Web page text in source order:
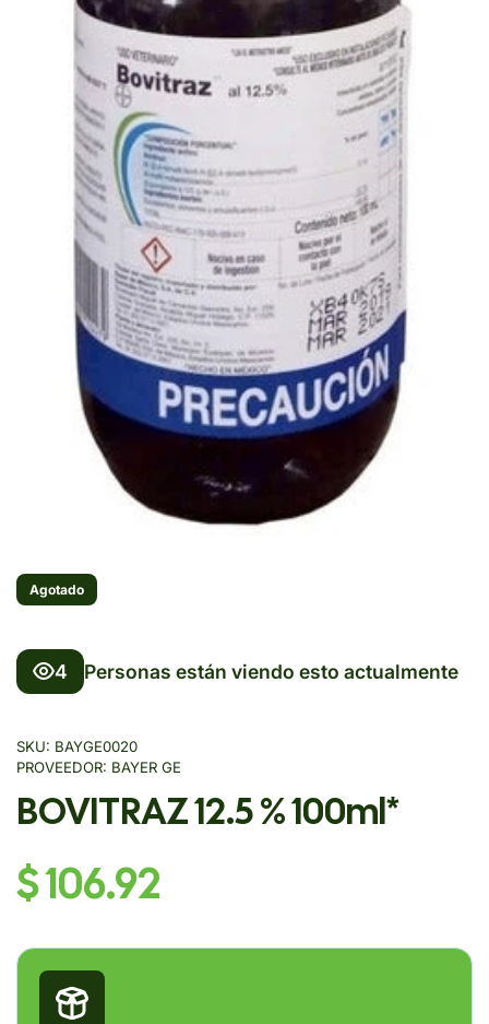
Agotado
4 Personas están viendo esto actualmente
SKU: BAYGE0020
PROVEEDOR: BAYER GE
BOVITRAZ 12.5 % 100ml*
$ 106.92